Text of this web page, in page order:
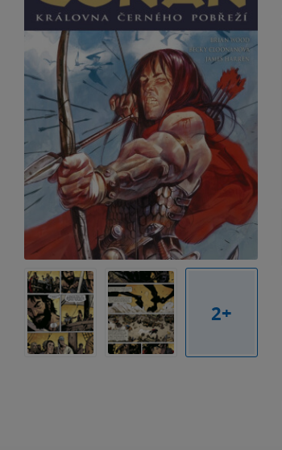
2+